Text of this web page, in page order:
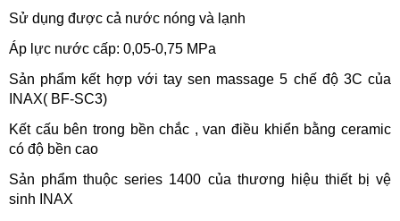
Sử dụng được cả nước nóng và lạnh
Áp lực nước cấp: 0,05-0,75 MPa
Sản phẩm kết hợp với tay sen massage 5 chế độ 3C của
INAX( BF-SC3)
Kết cấu bên trong bền chắc , van điều khiển bằng ceramic
có độ bền cao
Sản phẩm thuộc series 1400 của thương hiệu thiết bị vệ
sinh INAX